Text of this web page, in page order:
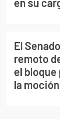
El
remoto
el
la